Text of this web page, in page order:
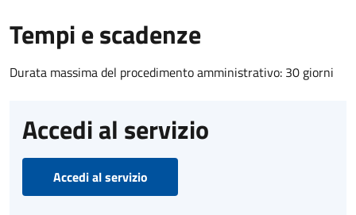
Tempi e scadenze
Durata massima del procedimento amministrativo: 30 giorni
Accedi al servizio
Accedi al servizio